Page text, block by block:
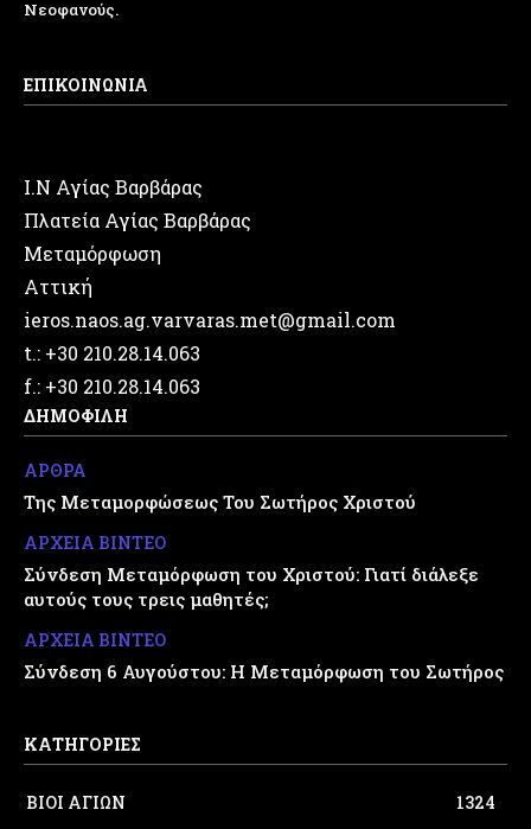
Νεοφανούς.
ΕΠΙΚΟΙΝΩΝΙΑ
Ι.Ν Αγίας Βαρβάρας
Πλατεία Αγίας Βαρβάρας
Μεταμόρφωση
Αττική
ieros.naos.ag.varvaras.met@gmail.com
t.: +30 210.28.14.063
f.: +30 210.28.14.063
ΔΗΜΟΦΙΛΗ
ΑΡΘΡΑ
Της Μεταμορφώσεως Του Σωτήρος Χριστού
ΑΡΧΕΙΑ ΒΙΝΤΕΟ
Σύνδεση Μεταμόρφωση του Χριστού: Γιατί διάλεξε
αυτούς τους τρεις μαθητές;
ΑΡΧΕΙΑ ΒΙΝΤΕΟ
Σύνδεση 6 Αυγούστου: Η Μεταμόρφωση του Σωτήρος
ΚΑΤΗΓΟΡΙΕΣ
ΒΙΟΙ ΑΓΙΩΝ
1324